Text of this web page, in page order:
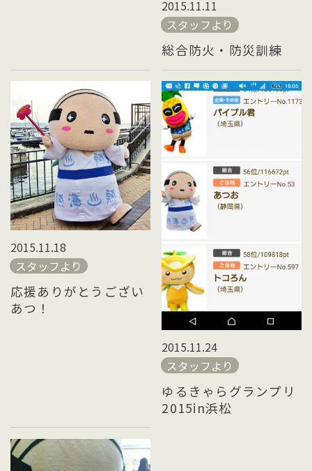
2015.11.11
スタッフより
総合防火・防災訓練
2015.11.18
スタッフより
応援ありがとうござい
あつ！
2015.11.24
スタッフより
ゆるきゃらグランプリ
2015in浜松